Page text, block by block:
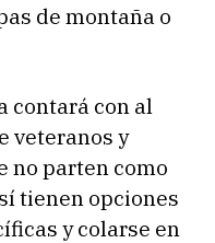
de montaña o
contará con al
veteranos y
no parten como
tienen opciones
y colarse en